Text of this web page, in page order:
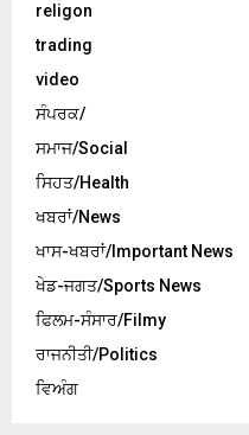
religon
trading
video
ਸੰਪਰਕ/
ਸਮਾਜ/Social
ਸਿਹਤ/Health
ਖਬਰਾਂ/News
ਖਾਸ-ਖਬਰਾਂ/Important News
ਖੇਡ-ਜਗਤ/Sports News
ਫਿਲਮ-ਸੰਸਾਰ/Filmy
ਰਾਜਨੀਤੀ/Politics
ਵਿਅੰਗ